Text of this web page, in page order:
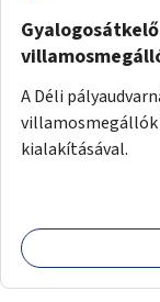
A Déli
kialakításával.